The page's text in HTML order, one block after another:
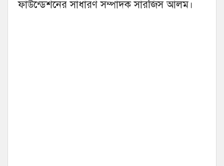
ফাউন্ডেশনের সাধারণ সম্পাদক সারজিস আলম।